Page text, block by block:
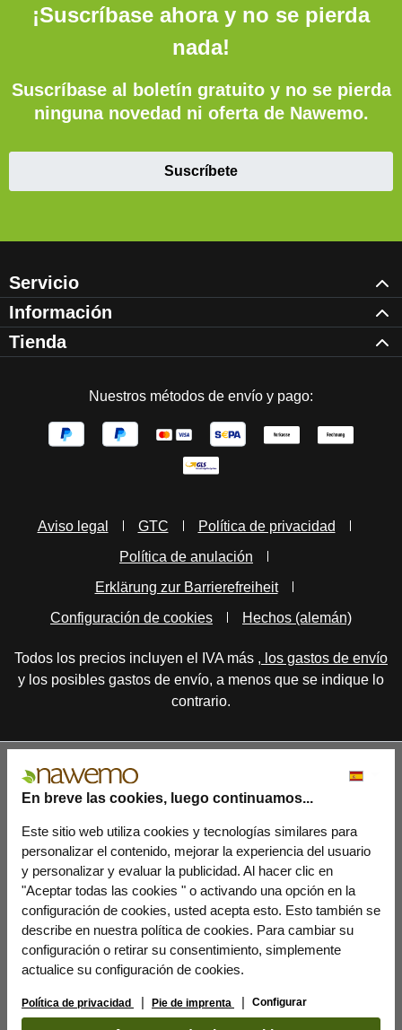
En breve las cookies, luego continuamos...
Este sitio web utiliza cookies y tecnologías similares para
personalizar el contenido, mejorar la experiencia del usuario
y personalizar y evaluar la publicidad. Al hacer clic en
"Aceptar todas las cookies " o activando una opción en la
configuración de cookies, usted acepta esto. Esto también se
describe en nuestra política de cookies. Para cambiar su
configuración o retirar su consentimiento, simplemente
actualice su configuración de cookies.
Política de privacidad Pie de imprenta Configurar
¡Suscríbase ahora y no se pierda
nada!
Suscríbase al boletín gratuito y no se pierda
ninguna novedad ni oferta de Nawemo.
Suscríbete
Servicio
Información
Tienda
Nuestros métodos de envío y pago:
Aviso legal GTC
Política de privacidad
Política de anulación
Erklärung zur Barrierefreiheit
Configuración de cookies
Hechos (alemán)
Todos los precios incluyen el IVA más , los gastos de envío
y los posibles gastos de envío, a menos que se indique lo
contrario.